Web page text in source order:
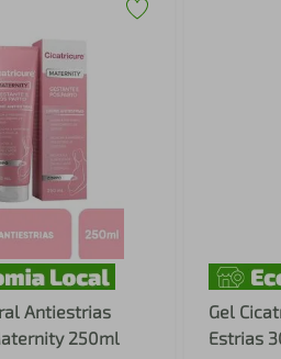
Antiestrias
250ml
Gel
Estrias